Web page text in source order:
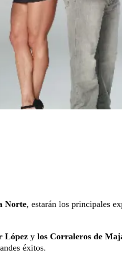
Norte, estarán los principales
López y los Corraleros de
éxitos.